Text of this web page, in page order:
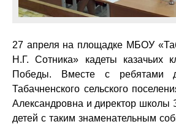
27 апреля на площадке МБОУ
Н.Г. Сотника» кадеты казачьих
Победы. Вместе с ребятами
Табачненского сельского
Александровна и директор
детей с таким знаменательным